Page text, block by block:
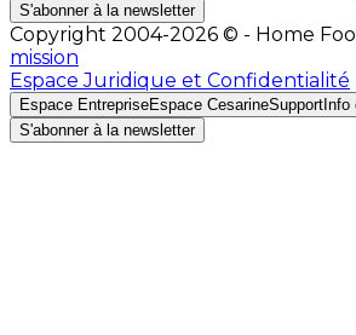
S'abonner à la newsletter
Copyright 2004-2026 © - Home
mission
Espace Juridique et Confidentialité
Espace EntrepriseEspace CesarineSupport
S'abonner à la newsletter